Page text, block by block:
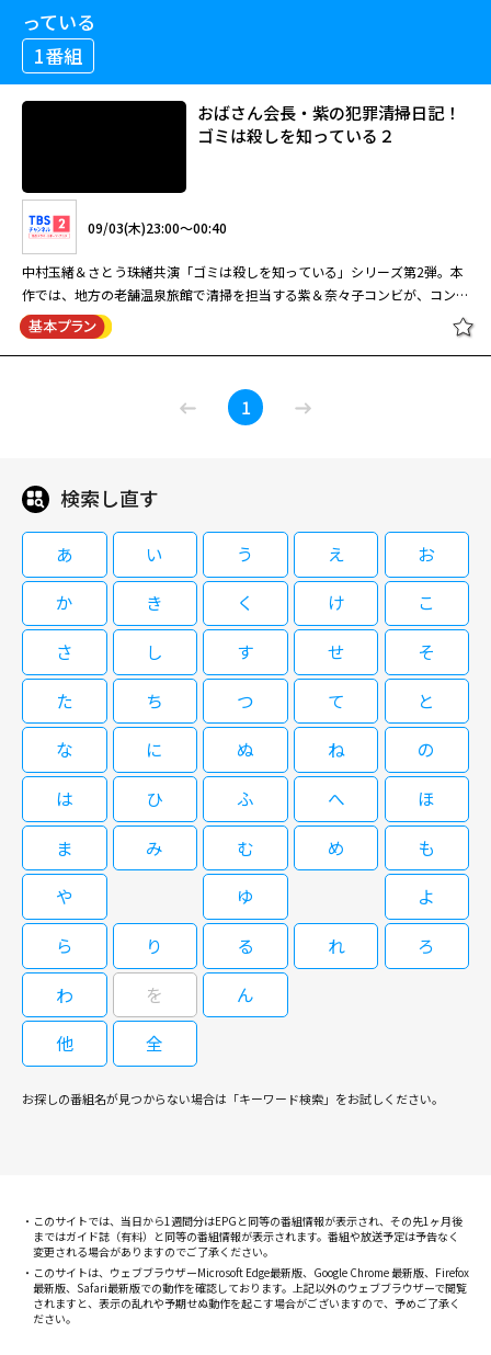
の和也（池田政典）は独断でワイナリーの売却を進めていた。真山は志津加
から相談を持ちかけられるが、その矢先、和也が死体となって見つか
る・・・。
08/26(水)08:30～10:20
渡瀬恒彦主演のサスペンスドラマ第９弾。元検事の公証人が殺人事件の解明
ね子、蟹江敬三。 元検事の公証人・真山壱成（渡瀬恒彦）は山梨県甲府市
の公証役場に着任。相棒の元公証人・天野正直（蟹江敬三）は弁護士に転職
する。ある日、天野に連れられ役場近くのワイナリーを訪れた真山は、経営
者の星峰志津加（国生さゆり）と知り合う。ところが、彼女の兄でオーナー
の和也（池田政典）は独断でワイナリーの売却を進めていた。真山は志津加
る・・・。
閉じる
っている
1番組
おばさん会長・紫の犯罪清掃日記！
ゴミは殺しを知っている２
09/03(木)23:00～00:40
中村玉緒＆さとう珠緒共演「ゴミは殺しを知っている」シリーズ第2弾。本
作では、地方の老舗温泉旅館で清掃を担当する紫＆奈々子コンビが、コンパ
ニオンの行方不明を発端とする連続殺人事件に巻き込まれる。中村とさとう
はキャラクターが固まってさらに演じやすくなったと口を揃え、コンビネー
ップの立場を隠して現場の清掃仕事を続けている。同僚の花巻奈々子（さと
う珠緒）は左遷されて清掃の現場に配転になった。2人は今、老舗の温泉旅
パニオン派遣会社社長の百合奴（大塚良重）ともめていたという。雅世の恋
前・沼田（津田寛治）と百合奴の密会現場に居合わせた紫と奈々子は、2人
の後を追う。しかし、紫が目を放したすきに百合奴が殺され、紫と奈々子が
死体の第一発見者となってしまう。
おばさん会長・紫の犯罪清掃日記！
ゴミは殺しを知っている２
09/03(木)23:00～00:40
中村玉緒＆さとう珠緒共演「ゴミは殺しを知っている」シリーズ第2弾。本
作では、地方の老舗温泉旅館で清掃を担当する紫＆奈々子コンビが、コンパ
ニオンの行方不明を発端とする連続殺人事件に巻き込まれる。中村とさとう
はキャラクターが固まってさらに演じやすくなったと口を揃え、コンビネー
ションばっちりだ。 熊谷コンツェルンの会長・熊谷紫（中村玉緒）は、ト
ップの立場を隠して現場の清掃仕事を続けている。同僚の花巻奈々子（さと
う珠緒）は左遷されて清掃の現場に配転になった。2人は今、老舗の温泉旅
館の仕事に精を出している。ところがある日、その旅館で知り合ったコンパ
ニオンの雅世（古川理科）が、部屋に大量の血痕を残して行方不明になって
しまう。雅世は新しくコンパニオンの会社を起こそうとして、元芸者でコン
パニオン派遣会社社長の百合奴（大塚良重）ともめていたという。雅世の恋
人・後藤英寿（宇崎慧）は警察から事情聴取を受ける。一方、流れ者の板
前・沼田（津田寛治）と百合奴の密会現場に居合わせた紫と奈々子は、2人
の後を追う。しかし、紫が目を放したすきに百合奴が殺され、紫と奈々子が
死体の第一発見者となってしまう。
閉じる
1
検索し直す
あ い う え
お
か
き く け
こ
さ
し す せ
そ
た
ち つ て
と
な
に ぬ ね
の
は
ひ ふ へ
ほ
ま
み む め
も
や
ゆ
よ
ら
り る れ
ろ
わ
を
ん
他
全
お探しの番組名が見つからない場合は「キーワード検索」をお試しください。
このサイトでは、当日から1週間分はEPGと同等の番組情報が表示され、その先1ヶ月後
まではガイド誌（有料）と同等の番組情報が表示されます。番組や放送予定は予告なく
変更される場合がありますのでご了承ください。
このサイトは、ウェブブラウザーMicrosoft Edge最新版、Google Chrome 最新版、Firefox
最新版、Safari最新版での動作を確認しております。上記以外のウェブブラウザーで閲覧
されますと、表示の乱れや予期せぬ動作を起こす場合がございますので、予めご了承く
ださい。